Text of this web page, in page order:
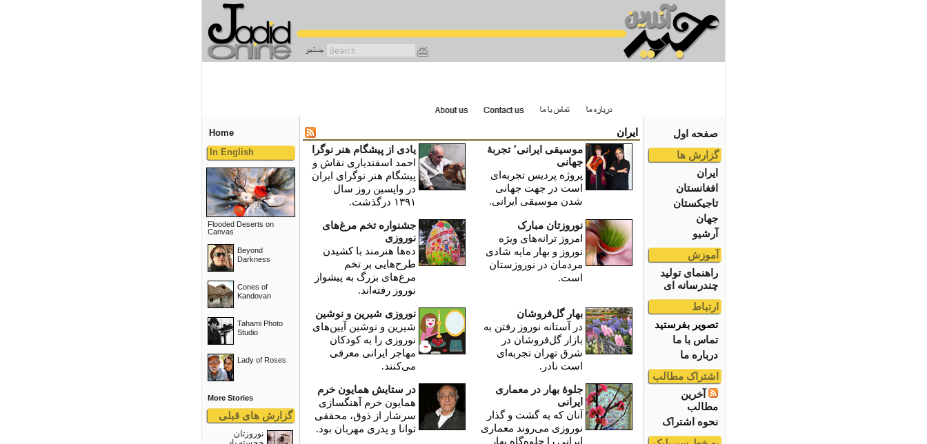
صفحه اول
گزارش ها
ایران
افغانستان
تاجیکستان
جهان
آرشیو
آموزش
راهنمای تولید
چندرسانه ای
ارتباط
تصویر بفرستید
تماس با ما
درباره ما
اشتراک مطالب
آخرین
مطالب
نحوه اشتراک
Home
In English
Flooded Deserts on
Canvas
Beyond
Darkness
Cones of
Kandovan
Tahami Photo
Studio
Lady of Roses
More Stories
گزارش های قبلی
نوروزتان
ایران
موسیقی ایرانی٬ تجربۀ
جهانی
پروژه پردیس تجربه‌ای
است در جهت جهانی
شدن موسیقی ایرانی.
یادی از پیشگام هنر نوگرا
احمد اسفندیاری نقاش و
پیشگام هنر نوگرای ایران
در واپسین روز سال
۱۳۹۱ درگذشت.
نوروزتان مبارک
امروز ترانه‌های ویژه
نوروز و بهار مایه شادی
مردمان در نوروزستان
است.
جشنواره تخم مرغ‌های
نوروزی
ده‌ها هنرمند با کشیدن
طرح‌هایی بر تخم
مرغ‌های بزرگ به پیشواز
نوروز رفته‌اند.
بهار گل‌فروشان
در آستانه نوروز رفتن به
بازار گل‌فروشان در
شرق تهران تجربه‌ای
است نادر.
نوروزی شیرین و نوشین
شیرین و نوشین آیین‌های
نوروزی را به کودکان
مهاجر ایرانی معرفی
می‌کنند.
جلوۀ بهار در معماری
ایرانی
آنان که به گشت و گذار
نوروزی می‌روند معماری
ایرانی را جلوه‌گاه بهار
در ستایش همایون خرم
همایون خرم آهنگسازی
سرشار از ذوق، محققی
توانا و پدری مهربان بود.